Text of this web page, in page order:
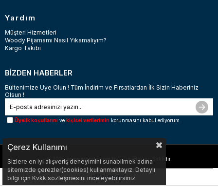
Yardım
Müşteri Hizmetleri
Woody Pijamamı Nasıl Yıkamalıyım?
Kargo Takibi
BİZDEN HABERLER
Bültenimize Üye Olun ! Tüm İndirim ve Fırsatlardan İlk Sizin Haberiniz
Olsun !
Üyelik koşullarını ve kişisel verilerimin korunmasını kabul ediyorum.
© 2026 www.woody.com.tr - Tüm Hakları Saklıdır.
Çerez Kullanımı
Sizlere en iyi alışveriş deneyimini sunabilmek adına
sitemizde çerezler(cookies) kullanmaktayız. Detaylı
bilgi için Kvkk sözleşmesini inceleyebilirsiniz.